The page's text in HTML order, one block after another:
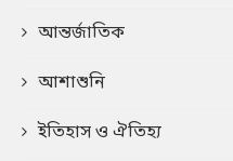
আন্তর্জাতিক
আশাশুনি
ইতিহাস ও ঐতিহ্য